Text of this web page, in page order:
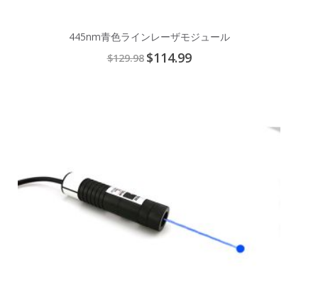
445nm青色ラインレーザモジュール
$129.98 Special
Price
$114.99